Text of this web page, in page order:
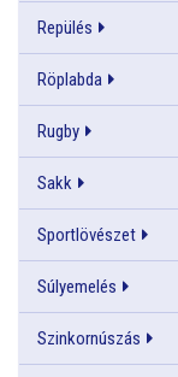
Repülés
Röplabda
Rugby
Sakk
Sportlövészet
Súlyemelés
Szinkornúszás